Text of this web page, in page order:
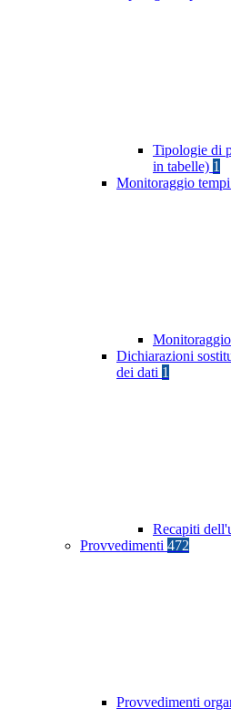
Tipologie di
in tabelle) 1
Monitoraggio
Dichiarazioni
dei dati 1
Recapiti
Provvedimenti 472
Provvedimenti